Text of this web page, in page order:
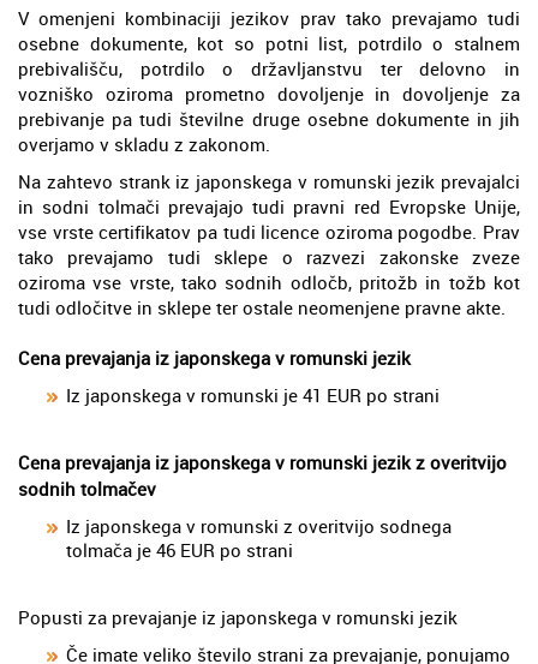
V omenjeni kombinaciji jezikov prav tako prevajamo tudi
osebne dokumente, kot so potni list, potrdilo o stalnem
prebivališču, potrdilo o državljanstvu ter delovno in
vozniško oziroma prometno dovoljenje in dovoljenje za
prebivanje pa tudi številne druge osebne dokumente in jih
overjamo v skladu z zakonom.
Na zahtevo strank iz japonskega v romunski jezik prevajalci
in sodni tolmači prevajajo tudi pravni red Evropske Unije,
vse vrste certifikatov pa tudi licence oziroma pogodbe. Prav
tako prevajamo tudi sklepe o razvezi zakonske zveze
oziroma vse vrste, tako sodnih odločb, pritožb in tožb kot
tudi odločitve in sklepe ter ostale neomenjene pravne akte.
Cena prevajanja iz japonskega v romunski jezik
Iz japonskega v romunski je 41 EUR po strani
Cena prevajanja iz japonskega v romunski jezik z overitvijo
sodnih tolmačev
Iz japonskega v romunski z overitvijo sodnega
tolmača je 46 EUR po strani
Popusti za prevajanje iz japonskega v romunski jezik
Če imate veliko število strani za prevajanje, ponujamo